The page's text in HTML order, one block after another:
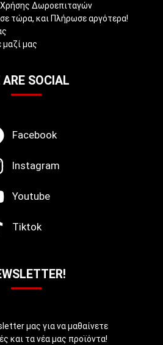
Δωροεπιταγών
τώρα, και Πλήρωσε αργότερα!
μαζί μας
ARE SOCIAL
Facebook
Instagram
Youtube
Tiktok
μας για να μαθαίνετε
και τα νέα μας προϊόντα!